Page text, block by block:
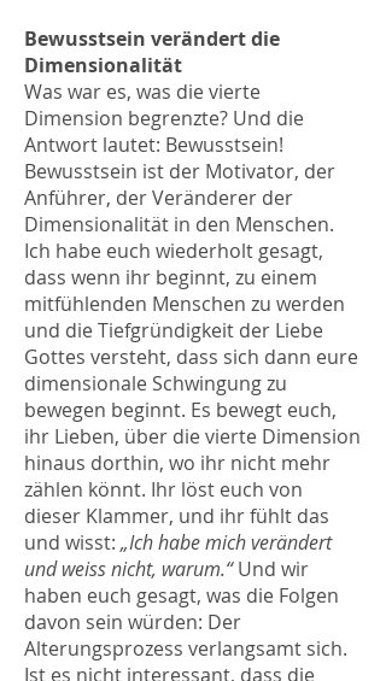
Bewusstsein verändert die
Dimensionalität
Was war es, was die vierte
Dimension begrenzte? Und die
Antwort lautet: Bewusstsein!
Bewusstsein ist der Motivator, der
Anführer, der Veränderer der
Dimensionalität in den Menschen.
Ich habe euch wiederholt gesagt,
dass wenn ihr beginnt, zu einem
mitfühlenden Menschen zu werden
und die Tiefgründigkeit der Liebe
Gottes versteht, dass sich dann eure
dimensionale Schwingung zu
bewegen beginnt. Es bewegt euch,
ihr Lieben, über die vierte Dimension
hinaus dorthin, wo ihr nicht mehr
zählen könnt. Ihr löst euch von
dieser Klammer, und ihr fühlt das
und wisst: „Ich habe mich verändert
und weiss nicht, warum.“Und wir
haben euch gesagt, was die Folgen
davon sein würden: Der
Alterungsprozess verlangsamt sich.
Ist es nicht interessant, dass die